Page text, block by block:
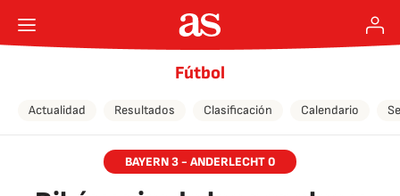
Fútbol
Actualidad Resultados Clasificación Calendario
BAYERN 3 - ANDERLECHT 0